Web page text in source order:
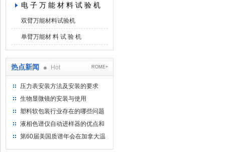
电 子 万 能 材 料 试 验 机
双臂万能材料试验机
单臂万能材 料 试 验 机
热点新闻 Hot ROME+
压力表安装方法及安装的要求
生物显微镜的安装与使用
塑料软包装行业存在的哪些问题
液相色谱仪自动进样器的优点和
维护
第60届美国质谱年会在加拿大温